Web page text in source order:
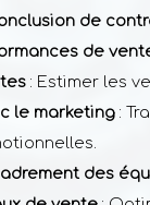
de
de
: Estimer les
le marketing:
des